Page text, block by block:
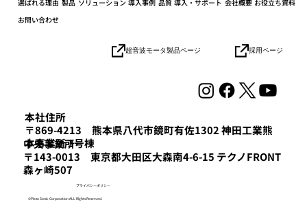
小学生の社会科見学を開催しました
本社住所
〒869-4213 熊本県八代市鏡町有佐1302 神田工業熊
本事業所 3号棟
​中央事業所
〒143-0013 東京都大田区大森南4-6-15 テクノFRONT
森ヶ崎507
選ばれる理由 製品 ソリューション 導入事例 品質 導入・サポート 会社概要 お役立ち資料
お問い合わせ
超音波モータ製品ページ 採用ページ
プライバシーポリシー
©Piezo Sonic Corporation ALL Rights Reserved.